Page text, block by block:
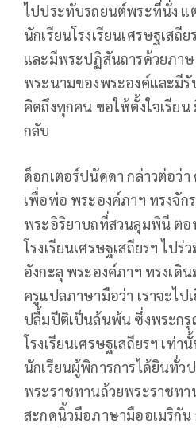
ไปประทับรถยนต์พระที่นั่ง แ
นักเรียนโรงเรียนเศรษฐเสถี
และมีพระปฏิสันถารด้วยภา
พระนามของพระองค์และมีรั
คิดถึงทุกคน ขอให้ตั้งใจเรียน
กลับ
ด็อกเตอร์ปนัดดา กล่าวต่อว่
เพื่อพ่อ พระองค์ภาฯ ทรงจั
พระอิริยาบถที่สวนลุมพินี ตอ
โรงเรียนเศรษฐเสถียรฯ ไปร่
อังกะลุ พระองค์ภาฯ ทรงเดิ
ครูแปลภาษามือว่า เราจะไป
ปลื้มปีติเป็นล้นพ้น ซึ่งพระก
โรงเรียนเศรษฐเสถียรฯ เท่า
นักเรียนผู้พิการการได้ยินทั่ว
พระราชทานถ้วยพระราชทา
สะกดนิ้วมือภาษามืออเมริกั